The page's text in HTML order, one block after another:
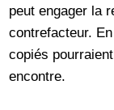
peut engager la
contrefacteur.
copiés
encontre.